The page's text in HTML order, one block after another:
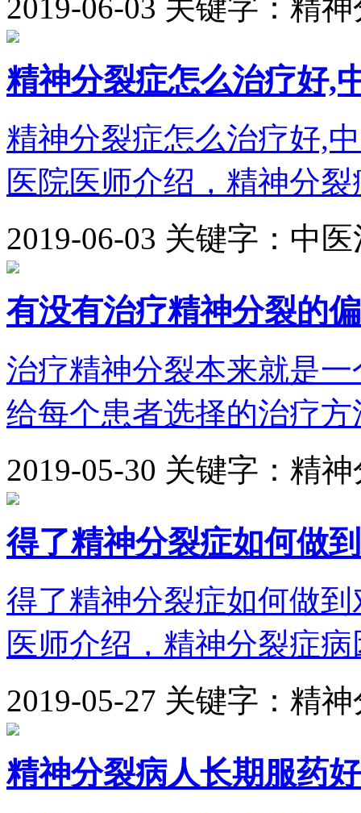
2019-06-03 关键字：精
精神分裂症怎么治疗好,
精神分裂症怎么治疗好,
医院医师介绍，精神分
2019-06-03 关键字：中
有没有治疗精神分裂的
治疗精神分裂本来就是
给每个患者选择的治疗
2019-05-30 关键字：精
得了精神分裂症如何做
得了精神分裂症如何做
医师介绍，精神分裂症
2019-05-27 关键字：精
精神分裂病人长期服药